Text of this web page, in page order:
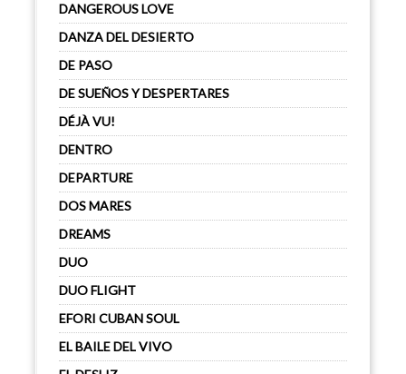
DANGEROUS LOVE
DANZA DEL DESIERTO
DE PASO
DE SUEÑOS Y DESPERTARES
DÉJÀ VU!
DENTRO
DEPARTURE
DOS MARES
DREAMS
DUO
DUO FLIGHT
EFORI CUBAN SOUL
EL BAILE DEL VIVO